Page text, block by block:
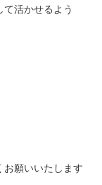
活かせるよう
お願いいたします